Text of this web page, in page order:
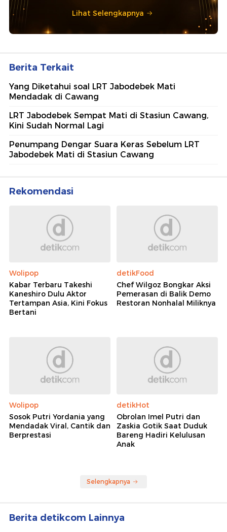
Lihat Selengkapnya
Berita Terkait
Yang Diketahui soal LRT Jabodebek Mati
Mendadak di Cawang
LRT Jabodebek Sempat Mati di Stasiun Cawang,
Kini Sudah Normal Lagi
Penumpang Dengar Suara Keras Sebelum LRT
Jabodebek Mati di Stasiun Cawang
Rekomendasi
Wolipop
Kabar Terbaru Takeshi
Kaneshiro Dulu Aktor
Tertampan Asia, Kini Fokus
Bertani
detikFood
Chef Wilgoz Bongkar Aksi
Pemerasan di Balik Demo
Restoran Nonhalal Miliknya
Wolipop
Sosok Putri Yordania yang
Mendadak Viral, Cantik dan
Berprestasi
detikHot
Obrolan Imel Putri dan
Zaskia Gotik Saat Duduk
Bareng Hadiri Kelulusan
Anak
Selengkapnya
Berita detikcom Lainnya